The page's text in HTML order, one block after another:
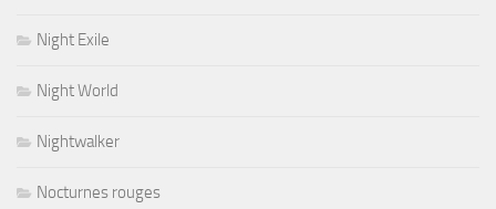
Night Exile
Night World
Nightwalker
Nocturnes rouges